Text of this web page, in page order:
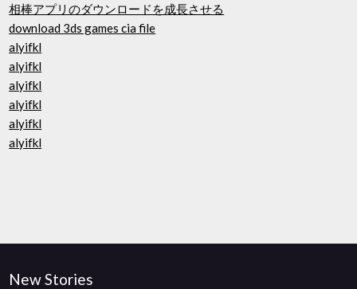
相棒アプリのダウンロードを成長させる
download 3ds games cia file
alyifkl
alyifkl
alyifkl
alyifkl
alyifkl
alyifkl
New Stories